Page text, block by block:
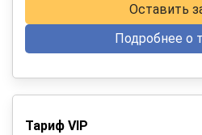
Оставить
Подробнее о
Тариф VIP